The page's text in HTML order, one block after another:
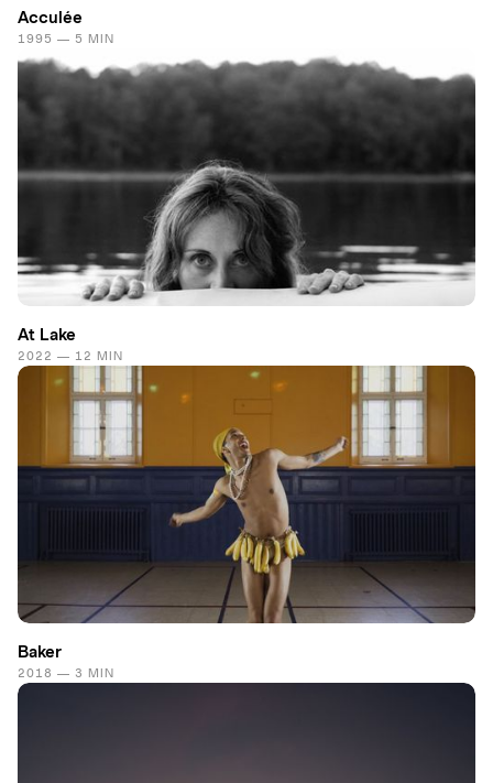
Acculée
1995 — 5 MIN
At Lake
2022 — 12 MIN
Baker
2018 — 3 MIN